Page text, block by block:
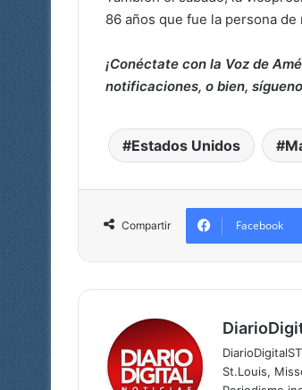
86 años que fue la persona
¡Conéctate con la Voz de
notificaciones, o bien,
Estados Unidos
Compartir Facebook
St.Louis,